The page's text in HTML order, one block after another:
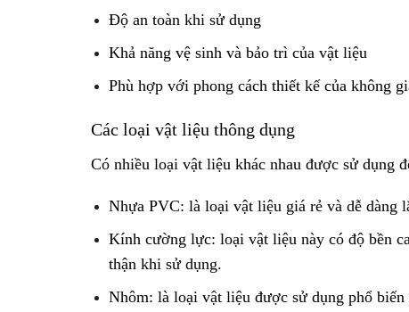
Độ an toàn khi sử dụng
Khả năng vệ sinh và bảo trì của vật liệu
Phù hợp với phong cách thiết kế của không
Các loại vật liệu thông dụng
Có nhiều loại vật liệu khác nhau được sử dụng
Nhựa PVC: là loại vật liệu giá rẻ và dễ dàng
Kính cường lực: loại vật liệu này có độ bền
thận khi sử dụng.
Nhôm: là loại vật liệu được sử dụng phổ biến